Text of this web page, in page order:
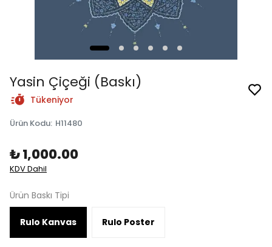
Yasin Çiçeği (Baskı)
Tükeniyor
Ürün Kodu: H11480
₺ 1,000.00
KDV Dahil
Ürün Baskı Tipi
Rulo Kanvas Rulo Poster